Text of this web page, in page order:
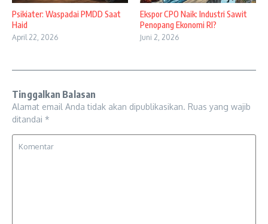
Psikiater: Waspadai PMDD Saat
Haid
April 22, 2026
Ekspor CPO Naik: Industri Sawit
Penopang Ekonomi RI?
Juni 2, 2026
Tinggalkan Balasan
Alamat email Anda tidak akan dipublikasikan. Ruas yang wajib
ditandai *